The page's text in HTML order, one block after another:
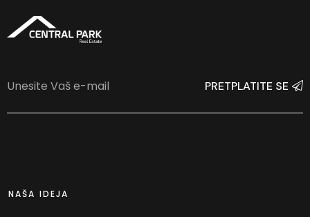
PRETPLATITE SE
NAŠA IDEJA